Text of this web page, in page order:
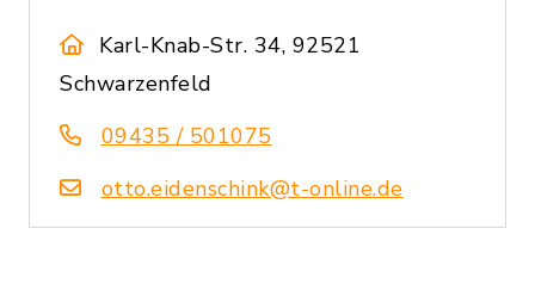
Karl-Knab-Str. 34, 92521
Schwarzenfeld
09435 / 501075
otto.eidenschink@t-online.de